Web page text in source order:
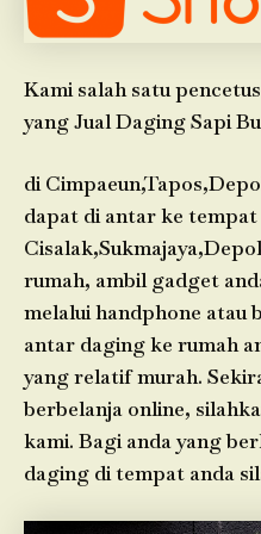
Kami salah satu
yang Jual Daging Sapi
di
dapat di antar ke tempat
rumah, ambil gadget
melalui handphone atau
antar daging ke rumah
yang relatif murah.
berbelanja online,
kami. Bagi anda yang
daging di tempat anda